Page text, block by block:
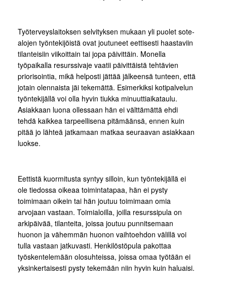
Työterveyslaitoksen selvityksen mukaan yli puolet sote-
alojen työntekijöistä ovat joutuneet eettisesti haastaviin
tilanteisiin viikoittain tai jopa päivittäin. Monella
työpaikalla resurssivaje vaatii päivittäistä tehtävien
priorisointia, mikä helposti jättää jälkeensä tunteen, että
jotain olennaista jäi tekemättä. Esimerkiksi kotipalvelun
työntekijällä voi olla hyvin tiukka minuuttiaikataulu.
Asiakkaan luona ollessaan hän ei välttämättä ehdi
tehdä kaikkea tarpeellisena pitämäänsä, ennen kuin
pitää jo lähteä jatkamaan matkaa seuraavan asiakkaan
luokse.
Eettistä kuormitusta syntyy silloin, kun työntekijällä ei
ole tiedossa oikeaa toimintatapaa, hän ei pysty
toimimaan oikein tai hän joutuu toimimaan omia
arvojaan vastaan. Toimialoilla, joilla resurssipula on
arkipäivää, tilanteita, joissa joutuu punnitsemaan
huonon ja vähemmän huonon vaihtoehdon välillä voi
tulla vastaan jatkuvasti. Henkilöstöpula pakottaa
työskentelemään olosuhteissa, joissa omaa työtään ei
yksinkertaisesti pysty tekemään niin hyvin kuin haluaisi.